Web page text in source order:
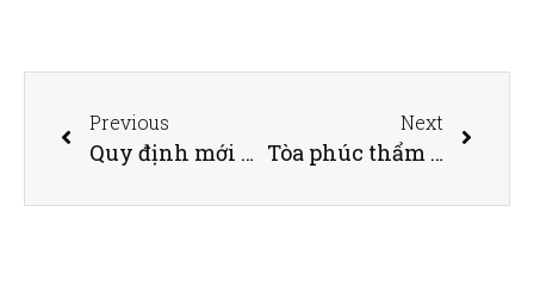
Previous
Quy định mới về cách tính tiền lương làm thêm giờ, hình thức trả lương
Next
Tòa phúc thẩm bị ‘tuýt còi’ vì chưa đánh giá hết chứng cứ